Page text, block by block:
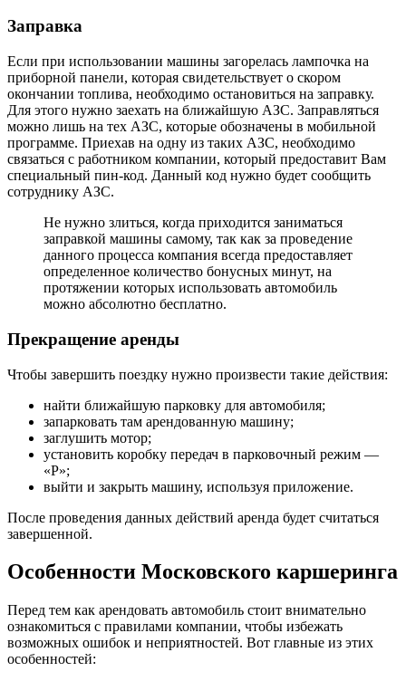
Заправка
Если при использовании машины загорелась лампочка на
приборной панели, которая свидетельствует о скором
окончании топлива, необходимо остановиться на заправку.
Для этого нужно заехать на ближайшую АЗС. Заправляться
можно лишь на тех АЗС, которые обозначены в мобильной
программе. Приехав на одну из таких АЗС, необходимо
связаться с работником компании, который предоставит Вам
специальный пин-код. Данный код нужно будет сообщить
сотруднику АЗС.
Не нужно злиться, когда приходится заниматься
заправкой машины самому, так как за проведение
данного процесса компания всегда предоставляет
определенное количество бонусных минут, на
протяжении которых использовать автомобиль
можно абсолютно бесплатно.
Прекращение аренды
Чтобы завершить поездку нужно произвести такие действия:
найти ближайшую парковку для автомобиля;
запарковать там арендованную машину;
заглушить мотор;
установить коробку передач в парковочный режим —
«Р»;
выйти и закрыть машину, используя приложение.
После проведения данных действий аренда будет считаться
завершенной.
Особенности Московского каршеринга
Перед тем как арендовать автомобиль стоит внимательно
ознакомиться с правилами компании, чтобы избежать
возможных ошибок и неприятностей. Вот главные из этих
особенностей: